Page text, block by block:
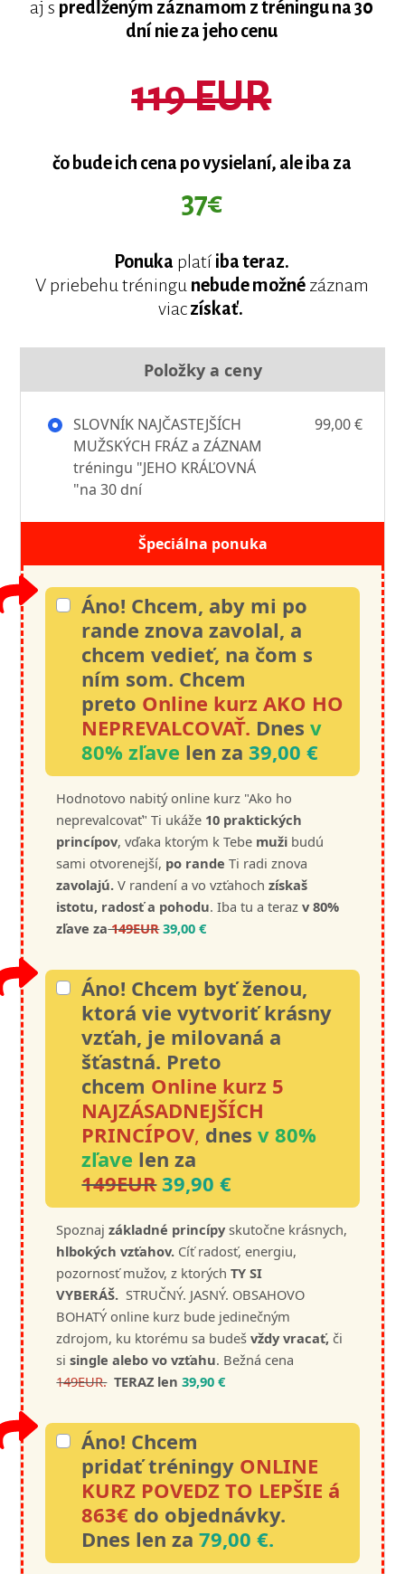
aj s predĺženým záznamom z tréningu na 30
dní nie za jeho cenu
119 EUR
čo bude ich cena po vysielaní, ale iba za
37€
Ponuka platí iba teraz.
V priebehu tréningu nebude možnézáznam
viaczískať.
Položky a ceny
SLOVNÍK NAJČASTEJŠÍCH
MUŽSKÝCH FRÁZ a ZÁZNAM
tréningu "JEHO KRÁĽOVNÁ
"na 30 dní
99,00 €
Špeciálna ponuka
Áno! Chcem, aby mi po
rande znova zavolal, a
chcem vedieť, na čom s
ním som. Chcem
preto Online kurz AKO HO
NEPREVALCOVAŤ. Dnesv
80% zľave len za39,00 €
Hodnotovo nabitý online kurz "Ako ho
neprevalcovať" Ti ukáže 10 praktických
princípov, vďaka ktorým k Tebe muži budú
sami otvorenejší, po randeTi radi znova
zavolajú. V randení a vo vzťahoch získaš
istotu, radosť a pohodu. Iba tu a terazv 80%
zľave za149EUR39,00 €
Áno! Chcem byť ženou,
ktorá vie vytvoriť krásny
vzťah, je milovaná a
šťastná. Preto
chcem Online kurz 5
NAJZÁSADNEJŠÍCH
PRINCÍPOV, dnesv 80%
zľave len za
149EUR 39,90 €
Spoznajzákladné princípyskutočne krásnych,
hlbokých vzťahov. Cíť radosť, energiu,
pozornosť mužov, z ktorýchTY SI
VYBERÁŠ.STRUČNÝ. JASNÝ. OBSAHOVO
BOHATÝ online kurz bude jedinečným
zdrojom, ku ktorému sa budeš vždy vracať, či
si single alebo vo vzťahu. Bežná cena
149EUR.TERAZ len39,90 €
Áno! Chcem
pridať tréningy ONLINE
KURZ POVEDZ TO LEPŠIE á
863€ do objednávky.
Dnes len za79,00 €.